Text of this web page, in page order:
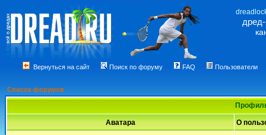
Вернуться на сайт Поиск по форуму FAQ Пользователи
Список форумов
Аватара О